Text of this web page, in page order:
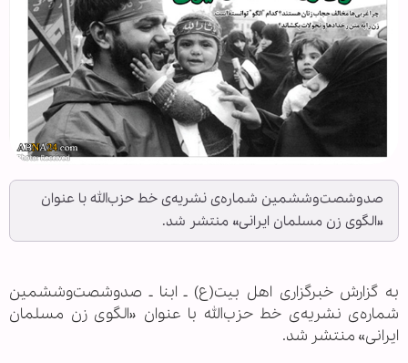
صد‌و‌شصت‌وششمین شماره‌ی نشریه‌ی خط حزب‌الله با عنوان
«الگوی زن مسلمان ایرانی» منتشر شد.
به گزارش خبرگزاری اهل بیت(ع) ـ ابنا ـ صد‌و‌شصت‌وششمین
شماره‌ی نشریه‌ی خط حزب‌الله با عنوان «الگوی زن مسلمان
ایرانی» منتشر شد.